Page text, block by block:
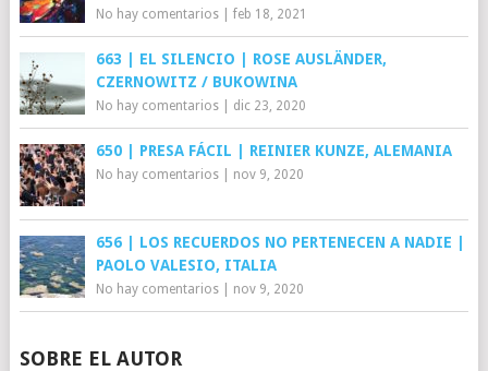
No hay comentarios| feb 18, 2021
663 | EL SILENCIO | ROSE AUSLÄNDER,
CZERNOWITZ / BUKOWINA
No hay comentarios| dic 23, 2020
650 | PRESA FÁCIL | REINIER KUNZE, ALEMANIA
No hay comentarios| nov 9, 2020
656 | LOS RECUERDOS NO PERTENECEN A NADIE |
PAOLO VALESIO, ITALIA
No hay comentarios| nov 9, 2020
SOBRE EL AUTOR